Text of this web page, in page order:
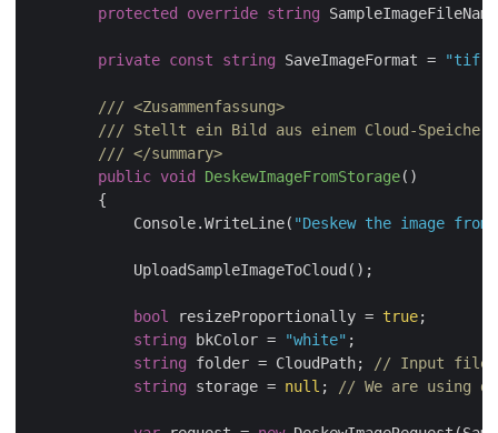
protected
override string
private const string SaveImageFormat = "tif"
/// <Zusammenfassung>
/// Stellt ein Bild aus einem Cloud-Speicher
/// </summary>
public void DeskewImageFromStorage( )
        {
            Console.WriteLine(
"Deskew the image
            UploadSampleImageToCloud();
bool resizeProportionally = true;
string bkColor = "white" ;
string folder = CloudPath;
// Input file
string storage = null ; // We are using